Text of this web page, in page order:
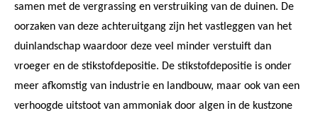
samen met de vergrassing en verstruiking van de duinen. De
oorzaken van deze achteruitgang zijn het vastleggen van het
duinlandschap waardoor deze veel minder verstuift dan
vroeger en de stikstofdepositie. De stikstofdepositie is onder
meer afkomstig van industrie en landbouw, maar ook van een
verhoogde uitstoot van ammoniak door algen in de kustzone